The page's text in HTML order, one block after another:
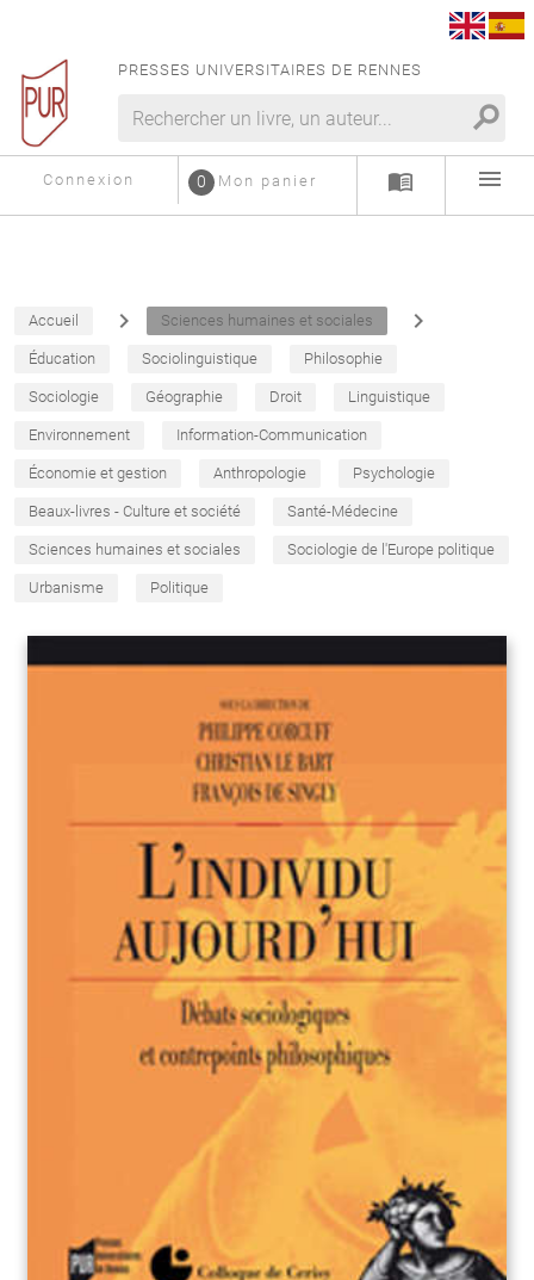
PRESSES UNIVERSITAIRES DE RENNES
search
Connexion Mon panier
0 menu_book menu
Accueil navigate_next Sciences humaines et sociales navigate_next
Éducation Sociolinguistique Philosophie
Sociologie Géographie Droit Linguistique
Environnement Information-Communication
Économie et gestion Anthropologie Psychologie
Beaux-livres - Culture et société Santé-Médecine
Sciences humaines et sociales Sociologie de l'Europe politique
Urbanisme Politique